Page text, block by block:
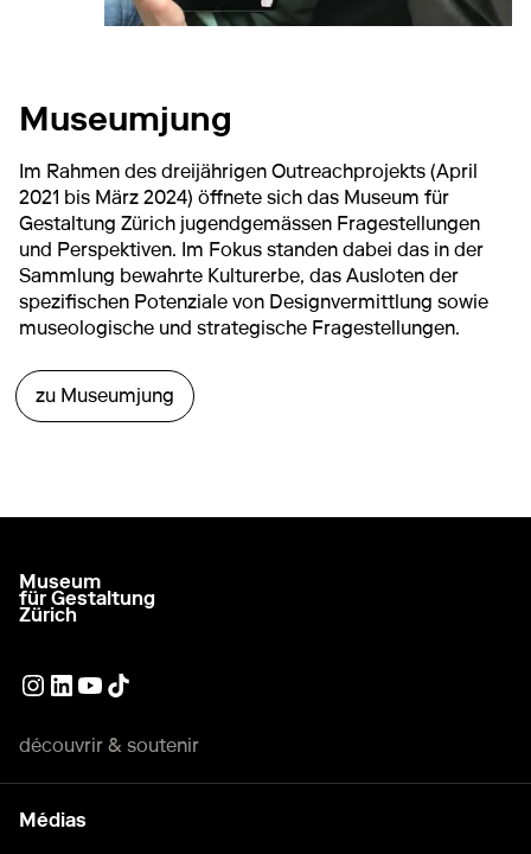
Museumjung
Im Rahmen des dreijährigen Outreachprojekts (April
2021 bis März 2024) öffnete sich das Museum für
Gestaltung Zürich jugendgemässen Fragestellungen
und Perspektiven. Im Fokus standen dabei das in der
Sammlung bewahrte Kulturerbe, das Ausloten der
spezifischen Potenziale von Designvermittlung sowie
museologische und strategische Fragestellungen.
zu Museumjung
aller à la page d'accueil
Museum
für Gestaltung
Zürich
Lien externe
Lien externe
Lien externe
Lien externe
découvrir & soutenir
Médias